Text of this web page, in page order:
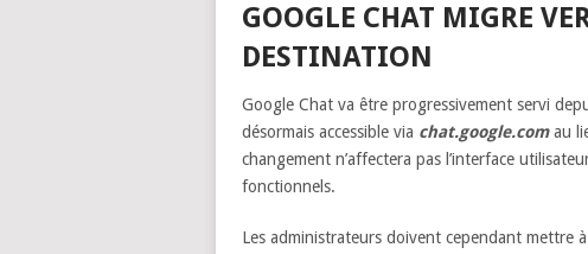
GOOGLE CHAT MIGRE
DESTINATION
Google Chat va être progressivement servi
désormais accessible via chat.google.comau
changement n’affectera pas l’interface
fonctionnels.
Les administrateurs doivent cependant mettre